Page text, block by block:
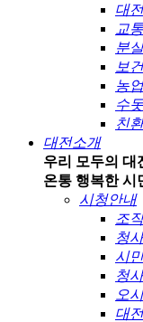
대
교
분
보
농
수
친
대전소개
우리 모두의 대
온통 행복한 시
시청안내
조
청
시
청
오
대